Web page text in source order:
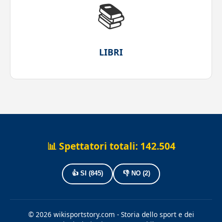
📚
LIBRI
📊 Spettatori totali: 142.504
👍 SI (845) 👎 NO (2)
© 2026 wikisportstory.com - Storia dello sport e dei